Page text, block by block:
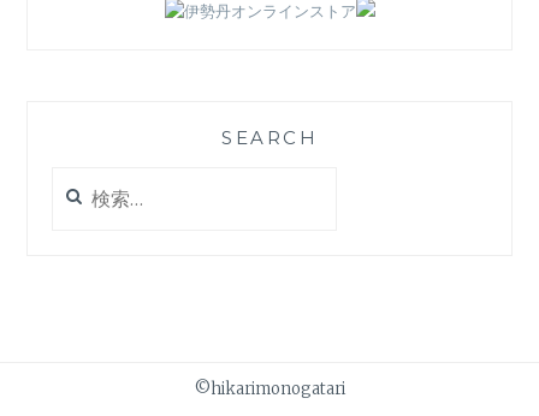
SEARCH
索:
©hikarimonogatari